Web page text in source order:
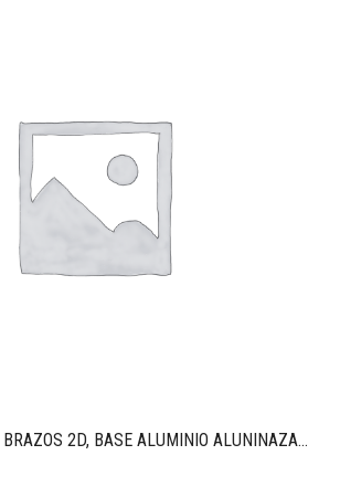
SILLA MOD. STAY, BRAZOS 2D, BASE ALUMINIO ALUNINAZADO, MALLA STRING, CABEZAL, TAPIZADO MELANGE GRIS.